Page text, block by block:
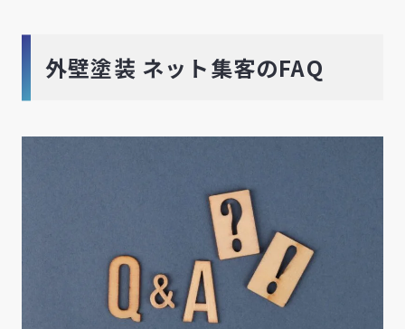
外壁塗装 ネット集客のFAQ